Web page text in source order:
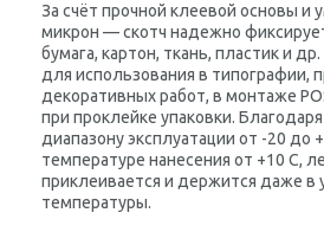
За счёт прочной клеевой основы
микрон — скотч надежно
бумага, картон, ткань, пластик и
для использования в типографии,
декоративных работ, в монтаже
при проклейке упаковки.
диапазону эксплуатации от -20 до
температуре нанесения от +10 C,
приклеивается и держится даже в
температуры.